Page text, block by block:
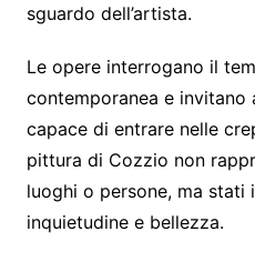
sguardo dell’artista.
Le opere interrogano il
contemporanea e invitano
capace di entrare nelle
pittura di Cozzio non
luoghi o persone, ma stati
inquietudine e bellezza.